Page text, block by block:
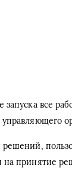
запуска все
решений,
на принятие